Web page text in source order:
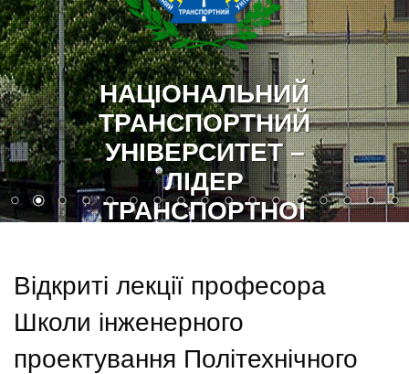
СЛАВА УКРАЇНІ!
ГЕРОЯМ СЛАВА!
Відкриті лекції професора
Школи інженерного
проектування Політехнічного